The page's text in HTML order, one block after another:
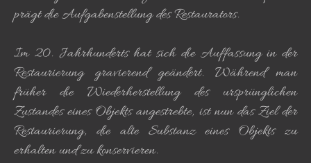
prägt die Aufgabenstellung des Restaurators.
Im 20. Jahrhunderts hat sich die Auffassung in der
Restaurierung gravierend geändert. Während man
früher die Wiederherstellung des ursprünglichen
Zustandes eines Objekts angestrebte, ist nun das Ziel der
Restaurierung, die alte Substanz eines Objekts zu
erhalten und zu konservieren.